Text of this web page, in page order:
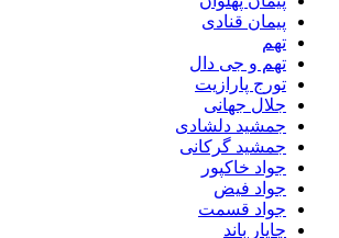
پیمان قنادی
تهم
تهم و جی دال
تورج پارازیت
جلال جهانی
جمشید دلشادی
جمشید گرکانی
جواد خاکپور
جواد فیض
جواد قسمت
چاپار باند